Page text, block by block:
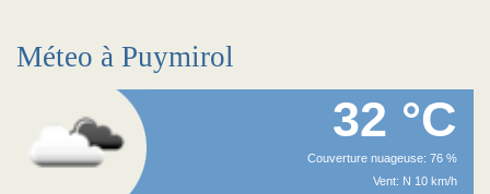
Méteo à Puymirol
32 °C
Couverture nuageuse: 76 %
Vent: N 10 km/h